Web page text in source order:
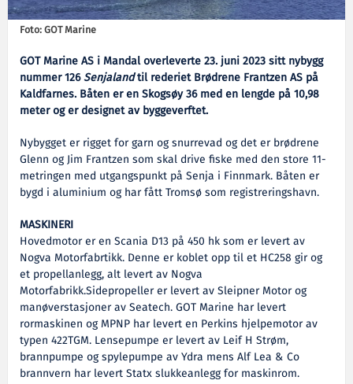
Foto: GOT Marine
GOT Marine AS i Mandal overleverte 23. juni 2023 sitt nybygg
nummer 126Senjalandtil rederiet Brødrene Frantzen AS på
Kaldfarnes. Båten er en Skogsøy 36 med en lengde på 10,98
meter og er designet av byggeverftet.
Nybygget er rigget for garn og snurrevad og det er brødrene
Glenn og Jim Frantzen som skal drive fiske med den store 11-
metringen med utgangspunkt på Senja i Finnmark. Båten er
bygd i aluminium og har fått Tromsø som registreringshavn.
MASKINERI
Hovedmotor er en Scania D13 på 450 hk som er levert av
Nogva Motorfabrtikk. Denne er koblet opp til et HC258 gir og
et propellanlegg, alt levert av Nogva
Motorfabrikk.Sidepropeller er levert av Sleipner Motor og
manøverstasjoner av Seatech. GOT Marine har levert
rormaskinen og MPNP har levert en Perkins hjelpemotor av
typen 422TGM. Lensepumpe er levert av Leif H Strøm,
brannpumpe og spylepumpe av Ydra mens Alf Lea & Co
brannvern har levert Statx slukkeanlegg for maskinrom.